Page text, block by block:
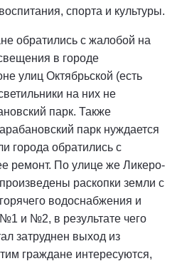
спорта и культуры.
обратились с жалобой на
в городе
улиц Октябрьской (есть
на них не
парк. Также
парк нуждается
города обратились с
ремонт. По улице же Ликеро-
раскопки земли с
водоснабжения и
и №2, в результате чего
затруднен выход из
граждане интересуются,